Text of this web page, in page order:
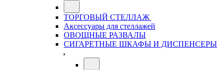
ТОРГОВЫЙ СТЕЛЛАЖ
Аксессуары для стеллажей
ОВОЩНЫЕ РАЗВАЛЫ
СИГАРЕТНЫЕ ШКАФЫ И ДИСПЕНСЕРЫ